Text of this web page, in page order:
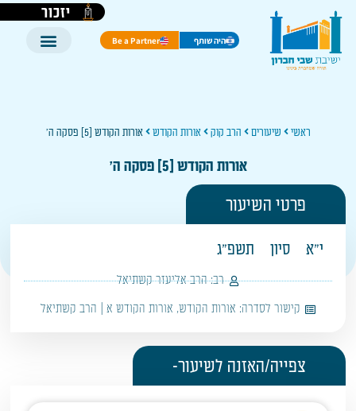
יזכור
היה שותף Be a Partner
ראשי שיעורים הרב קוק אורות הקודש אורות הקודש [5] פסקה ה'
אורות הקודש [5] פסקה ה'
פרטי השיעור
י"א סיון תשפ"ג
רב: הרב אליעזר קשתיאל
קישור לסדרה: אורות הקודש, אורות הקודש א | הרב קשתיאל
צפייה/האזנה לשיעור-